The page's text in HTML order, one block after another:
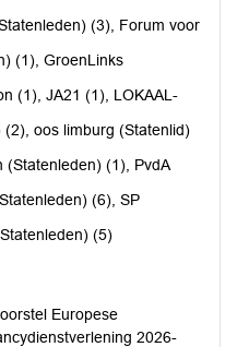
(3), Forum voor
(1), GroenLinks
(1), JA21 (1), LOKAAL-
(2), oos limburg (Statenlid)
(Statenleden) (1), PvdA
(6), SP
(5)
Europese
2026-